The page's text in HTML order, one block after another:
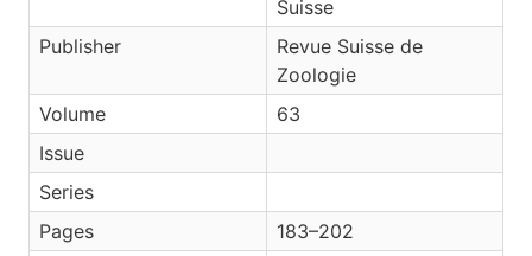
Suisse
Publisher
Revue Suisse de
Zoologie
Volume
63
Issue
Series
Pages
183–202